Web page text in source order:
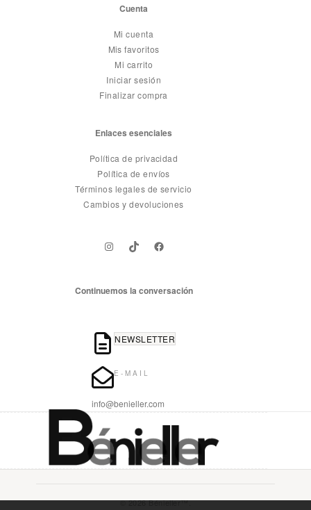
Cuenta
Mi cuenta
Mis favoritos
Mi carrito
Iniciar sesión
Finalizar compra
Enlaces esenciales
Política de privacidad
Política de envíos
Términos legales de servicio
Cambios y devoluciones
InstagramTikTokFacebook
Continuemos la conversación
NEWSLETTER
E-MAIL
info@benieller.com
© 2026 Bénieller™.